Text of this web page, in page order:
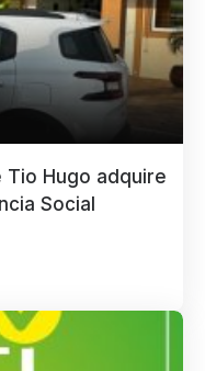
Tio Hugo adquire
Social